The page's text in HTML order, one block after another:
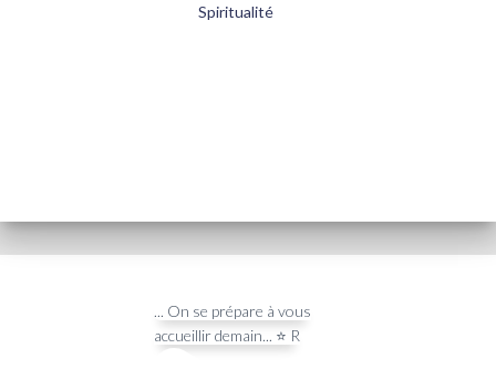
Spiritualité
... On se prépare à vous
accueillir demain... ⭐️ R